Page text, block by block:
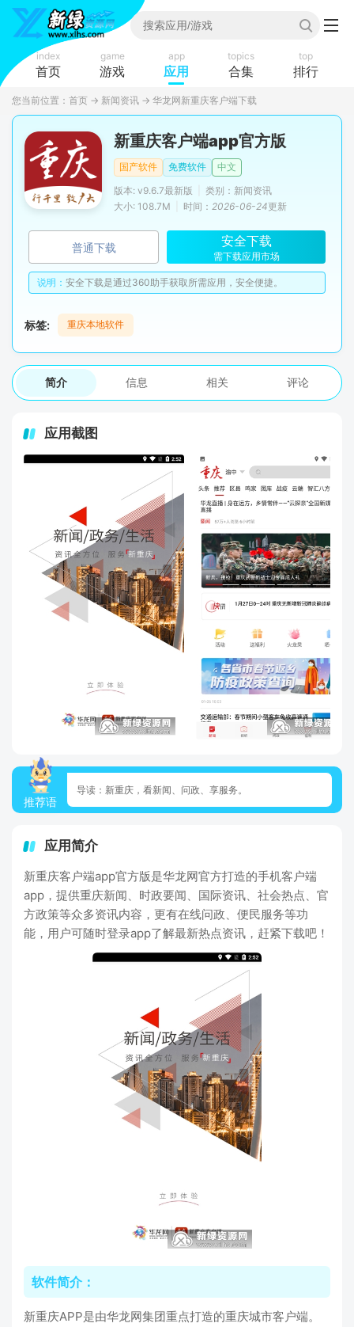
index
首页
game
游戏
app
应用
topics
合集
top
排行
您当前位置： 首页 → 新闻资讯 → 华龙网新重庆客户端下载
新重庆客户端app官方版
国产软件 免费软件
中文
版本: v9.6.7最新版
类别：新闻资讯
大小: 108.7M
时间： 2026-06-24更新
普通下载 安全下载
需下载应用市场
说明： 安全下载是通过360助手获取所需应用，安全便捷。
标签: 重庆本地软件
简介 信息 相关 评论
应用截图
推荐语
导读：新重庆，看新闻、问政、享服务。
应用简介
新重庆客户端app官方版是华龙网官方打造的手机客户端
app，提供重庆新闻、时政要闻、国际资讯、社会热点、官
方政策等众多资讯内容，更有在线问政、便民服务等功
能，用户可随时登录app了解最新热点资讯，赶紧下载吧！
软件简介：
新重庆APP是由华龙网集团重点打造的重庆城市客户端。